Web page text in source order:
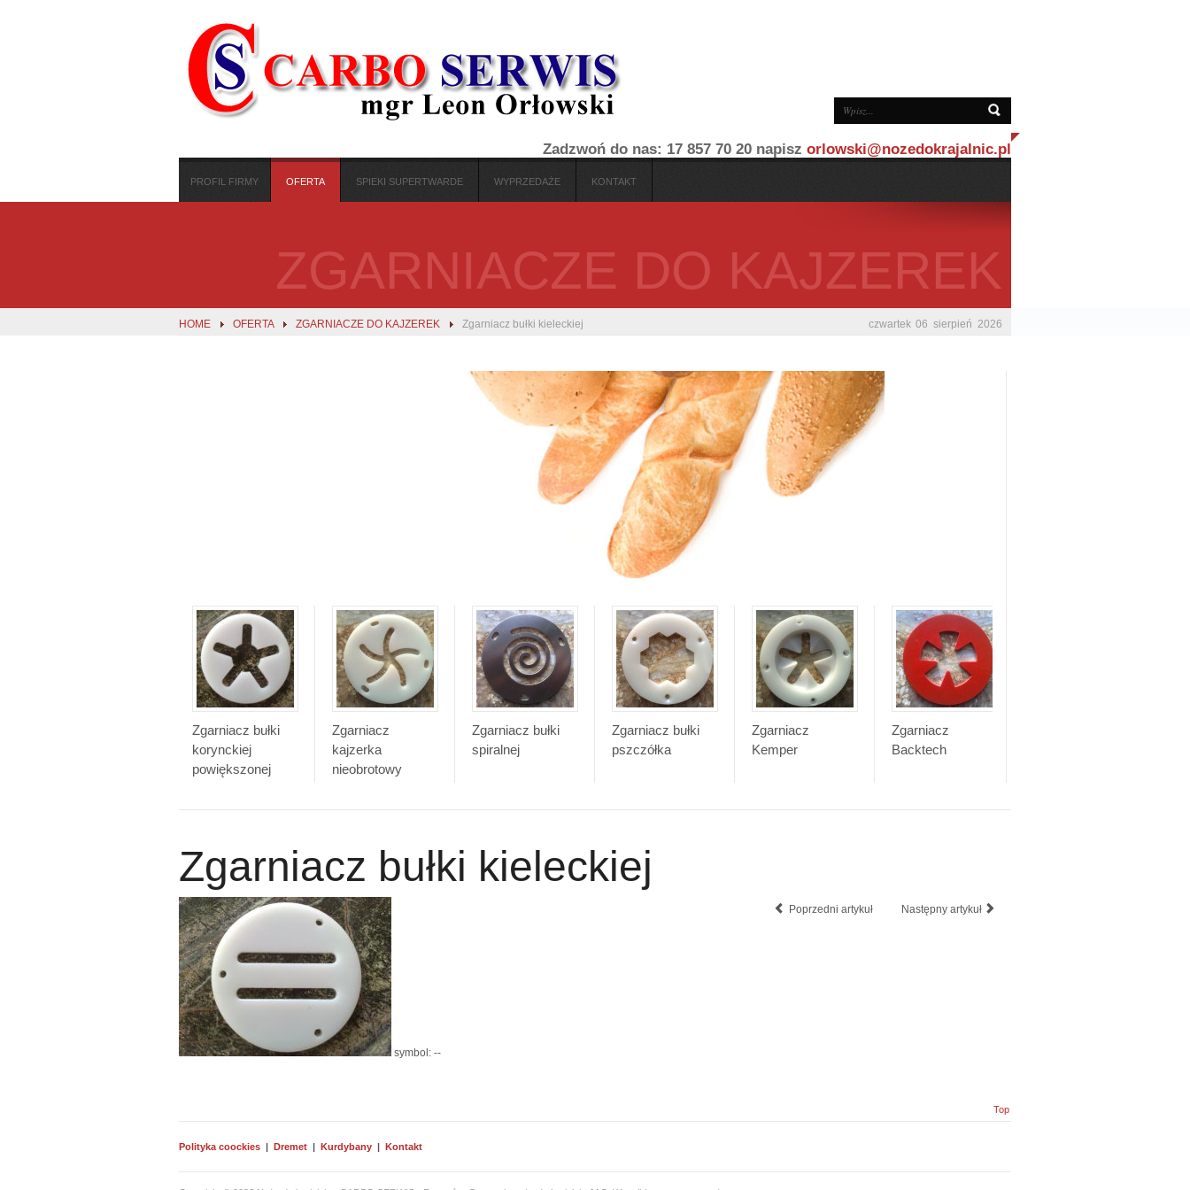
Zadzwoń do nas: 17 857 70 20 napisz orlowski@nozedokrajalnic.pl
PROFIL FIRMY OFERTA SPIEKI SUPERTWARDE WYPRZEDAŻE KONTAKT
ZGARNIACZE DO KAJZEREK
HOME OFERTA ZGARNIACZE DO KAJZEREK Zgarniacz bułki kieleckiej czwartek 06 sierpień 2026
Zgarniacz bułki
korynckiej
powiększonej
Zgarniacz
kajzerka
nieobrotowy
Zgarniacz bułki
spiralnej
Zgarniacz bułki
pszczółka
Zgarniacz
Kemper
Zgarniacz
Backtech
Zgarniacz bułki kieleckiej
symbol: --
Poprzedni artykuł Następny artykuł
Top
Polityka coockies | Dremet | Kurdybany | Kontakt